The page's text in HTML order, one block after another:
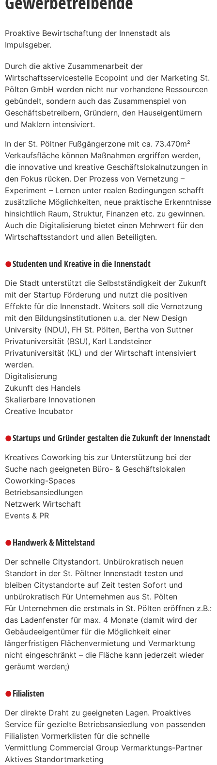
Proaktive Bewirtschaftung der Innenstadt als
Impulsgeber.
Durch die aktive Zusammenarbeit der
Wirtschaftsservicestelle Ecopoint und der Marketing St.
Pölten GmbH werden nicht nur vorhandene Ressourcen
gebündelt, sondern auch das Zusammenspiel von
Geschäftsbetreibern, Gründern, den Hauseigentümern
und Maklern intensiviert.
In der St. Pöltner Fußgängerzone mit ca. 73.470m²
Verkaufsfläche können Maßnahmen ergriffen werden,
die innovative und kreative Geschäftslokalnutzungen in
den Fokus rücken. Der Prozess von Vernetzung –
Experiment – Lernen unter realen Bedingungen schafft
zusätzliche Möglichkeiten, neue praktische Erkenntnisse
hinsichtlich Raum, Struktur, Finanzen etc. zu gewinnen.
Auch die Digitalisierung bietet einen Mehrwert für den
Wirtschaftsstandort und allen Beteiligten.
Studenten und Kreative in die Innenstadt
Die Stadt unterstützt die Selbstständigkeit der Zukunft
mit der Startup Förderung und nutzt die positiven
Effekte für die Innenstadt. Weiters soll die Vernetzung
mit den Bildungsinstitutionen u.a. der New Design
University (NDU), FH St. Pölten, Bertha von Suttner
Privatuniversität (BSU), Karl Landsteiner
Privatuniversität (KL) und der Wirtschaft intensiviert
werden.
Digitalisierung
Zukunft des Handels
Skalierbare Innovationen
Creative Incubator
Startups und Gründer gestalten die Zukunft der Innenstadt
Kreatives Coworking bis zur Unterstützung bei der
Suche nach geeigneten Büro- & Geschäftslokalen
Coworking-Spaces
Betriebsansiedlungen
Netzwerk Wirtschaft
Events & PR
Handwerk & Mittelstand
Der schnelle Citystandort. Unbürokratisch neuen
Standort in der St. Pöltner Innenstadt testen und
bleiben Citystandorte auf Zeit testen Sofort und
unbürokratisch Für Unternehmen aus St. Pölten
Für Unternehmen die erstmals in St. Pölten eröffnen z.B.:
das Ladenfenster für max. 4 Monate (damit wird der
Gebäudeeigentümer für die Möglichkeit einer
längerfristigen Flächenvermietung und Vermarktung
nicht eingeschränkt – die Fläche kann jederzeit wieder
geräumt werden;)
Filialisten
Der direkte Draht zu geeigneten Lagen. Proaktives
Service für gezielte Betriebsansiedlung von passenden
Filialisten Vormerklisten für die schnelle
Vermittlung Commercial Group Vermarktungs-Partner
Aktives Standortmarketing